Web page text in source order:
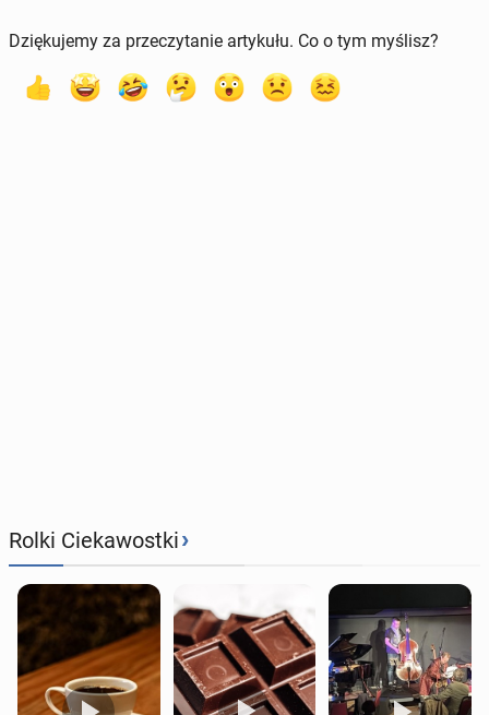
Dziękujemy za przeczytanie artykułu. Co o tym myślisz?
Rolki Ciekawostki›